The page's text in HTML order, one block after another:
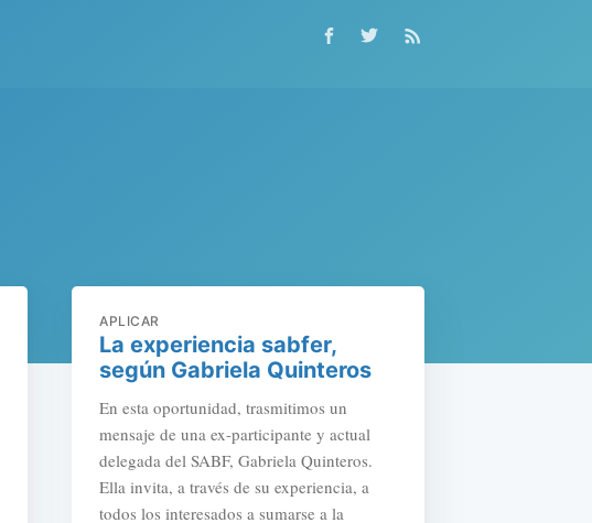
APLICAR
La experiencia sabfer,
según Gabriela Quinteros
En esta oportunidad, trasmitimos un
mensaje de una ex-participante y actual
delegada del SABF, Gabriela Quinteros.
Ella invita, a través de su experiencia, a
todos los interesados a sumarse a la